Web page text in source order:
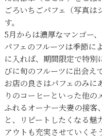
ごろいちごパフェ（写真は
す。
5月からは濃厚なマンゴー
パフェのフルーツは季節に
に入れば、期間限定で特別
びに旬のフルーツに出会え
お店の良さはパフェのみに
りのコーヒーといった他
ふれるオーナー夫妻の接客
と、リピートしたくなる魅
アウトも充実させていくそ